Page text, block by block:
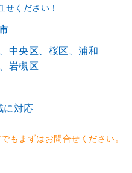
せください！
中央区、桜区、浦和
岩槻区
に対応
もまずはお問合せください。